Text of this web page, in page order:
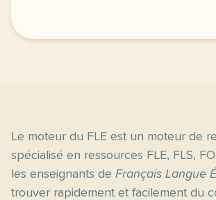
Le moteur du FLE est un moteur de
spécialisé en ressources FLE, FLS,
les enseignants de Français Langue
trouver rapidement et facilement du